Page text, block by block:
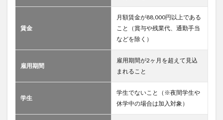
賃金
月額賃金が88,000円以上である
こと（賞与や残業代、通勤手当
などを除く）
雇用期間
雇用期間が2ヶ月を超えて見込
まれること
学生
学生でないこと（※夜間学生や
休学中の場合は加入対象）